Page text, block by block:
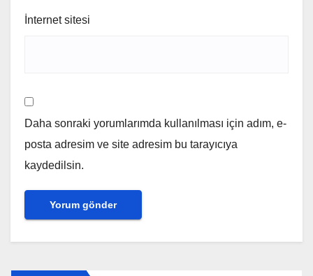
İnternet sitesi
Daha sonraki yorumlarımda kullanılması için adım, e-
posta adresim ve site adresim bu tarayıcıya
kaydedilsin.